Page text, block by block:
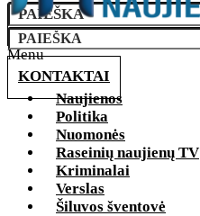
KONTAKTAI
Menu
Naujienos
Politika
Nuomonės
Raseinių naujienų TV
Kriminalai
Verslas
Šiluvos šventovė